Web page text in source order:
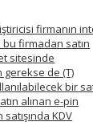
firmanın
firmadan satın
sitesinde
gerekse de (T)
bir
alınan e-pin
KDV